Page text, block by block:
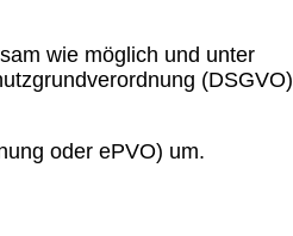
wie möglich und unter
(DSGVO)
oder ePVO) um.